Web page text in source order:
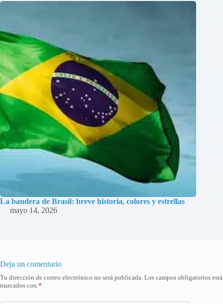
La bandera de Brasil: breve historia, colores y estrellas
mayo 14, 2026
Deja un comentario
Tu dirección de correo electrónico no será publicada. Los campos obligatorios
marcados con *